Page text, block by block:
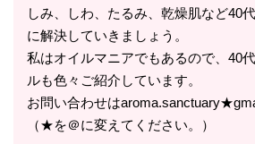
しみ、しわ、たるみ、乾燥肌など40
に解決していきましょう。
私はオイルマニアでもあるので、40
ルも色々ご紹介しています。
お問い合わせは
（★を＠に変えてください。）